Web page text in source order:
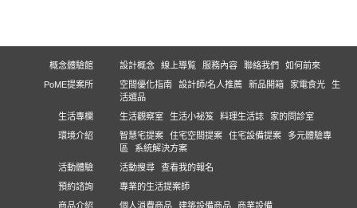
概念體驗館 設計概念 線上導覧 服務內容 聯絡我們
如何前來
PoME提案所
空間優化指南 設計師/名人推薦 新品開箱 家電食光
生
活選品
生活專欄
生活觀察室 生活小祕笈 料理生活誌
家的問診室
環境介紹
智慧宅提案 住宅空間提案 住宅設備提案
多元體驗專
區
系統解決方案
活動體驗
活動搜尋
查看我的報名
預約諮詢
專業的生活提案師
商品介紹
個人消費商品 建築設備商品 商業設備